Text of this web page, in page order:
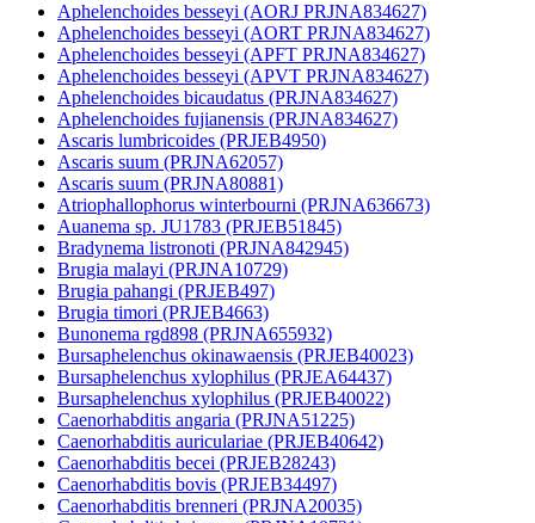
Aphelenchoides besseyi (AORJ PRJNA834627)
Aphelenchoides besseyi (AORT PRJNA834627)
Aphelenchoides besseyi (APFT PRJNA834627)
Aphelenchoides besseyi (APVT PRJNA834627)
Aphelenchoides bicaudatus (PRJNA834627)
Aphelenchoides fujianensis (PRJNA834627)
Ascaris lumbricoides (PRJEB4950)
Ascaris suum (PRJNA62057)
Ascaris suum (PRJNA80881)
Atriophallophorus winterbourni (PRJNA636673)
Auanema sp. JU1783 (PRJEB51845)
Bradynema listronoti (PRJNA842945)
Brugia malayi (PRJNA10729)
Brugia pahangi (PRJEB497)
Brugia timori (PRJEB4663)
Bunonema rgd898 (PRJNA655932)
Bursaphelenchus okinawaensis (PRJEB40023)
Bursaphelenchus xylophilus (PRJEA64437)
Bursaphelenchus xylophilus (PRJEB40022)
Caenorhabditis angaria (PRJNA51225)
Caenorhabditis auriculariae (PRJEB40642)
Caenorhabditis becei (PRJEB28243)
Caenorhabditis bovis (PRJEB34497)
Caenorhabditis brenneri (PRJNA20035)